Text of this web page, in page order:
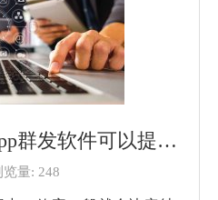
选择对的WhatsApp群发软件可以提升多少效率？
览量: 248